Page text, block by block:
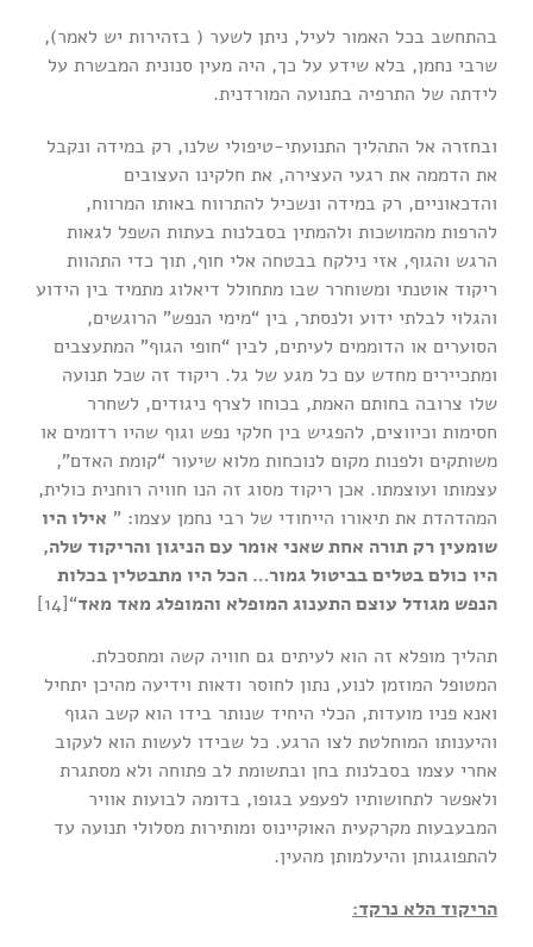
בהתחשב בכל האמור לעיל, ניתן לשער ( בזהירות יש לאמר),
שרבי נחמן, בלא שידע על כך, היה מעין סנונית המבשרת על
לידתה של התרפיה בתנועה המורדנית.
ובחזרה אל התהליך התנועתי-טיפולי שלנו, רק במידה ונקבל
את הדממה את רגעי העצירה, את חלקינו העצובים
והדכאוניים, רק במידה ונשכיל להתרווח באותו המרווח,
להרפות מהמושכות ולהמתין בסבלנות בעתות השפל לגאות
הרגש והגוף, אזי נילקח בבטחה אלי חוף, תוך כדי התהוות
ריקוד אוטנתי ומשוחרר שבו מתחולל דיאלוג מתמיד בין הידוע
והגלוי לבלתי ידוע ולנסתר, בין “מימי הנפש” הרוגשים,
הסוערים או הדוממים לעיתים, לבין “חופי הגוף” המתעצבים
ומתכיירים מחדש עם כל מגע של גל. ריקוד זה שכל תנועה
שלו צרובה בחותם האמת, בכוחו לצרף ניגודים, לשחרר
חסימות וכיווצים, להפגיש בין חלקי נפש וגוף שהיו רדומים או
משותקים ולפנות מקום לנוכחות מלוא שיעור “קומת האדם”,
עצמותו ועוצמתו. אכן ריקוד מסוג זה הנו חוויה רוחנית כולית,
המהדהדת את תיאורו הייחודי של רבי נחמן עצמו: ” אילו היו
שומעין רק תורה אחת שאני אומר עם הניגון והריקוד שלה,
היו כולם בטלים בביטול גמור… הכל היו מתבטלין בכלות
הנפש מגודל עוצם התענוג המופלא והמופלג מאד מאד“[14]
תהליך מופלא זה הוא לעיתים גם חוויה קשה ומתסכלת.
המטופל המוזמן לנוע, נתון לחוסר ודאות וידיעה מהיכן יתחיל
ואנא פניו מועדות, הכלי היחיד שנותר בידו הוא קשב הגוף
והיענותו המוחלטת לצו הרגע. כל שבידו לעשות הוא לעקוב
אחרי עצמו בסבלנות בחן ובתשומת לב פתוחה ולא מסתגרת
ולאפשר לתחושותיו לפעפע בגופו, בדומה לבועות אוויר
המבעבעות מקרקעית האוקיינוס ומותירות מסלולי תנועה עד
להתפוגגותן והיעלמותן מהעין.
הריקוד הלא נרקד: